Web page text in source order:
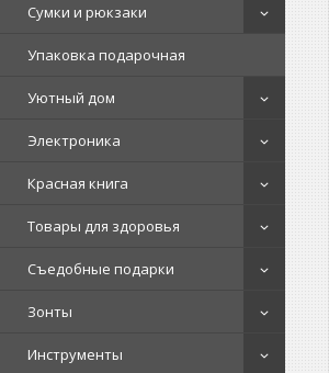
Сумки и рюкзаки
Упаковка подарочная
Уютный дом
Электроника
Красная книга
Товары для здоровья
Съедобные подарки
Зонты
Инструменты